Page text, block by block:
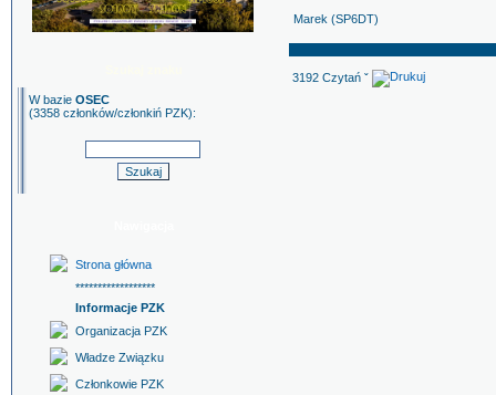
W bazie OSEC
(3358 członków/członkiń PZK):
Strona główna
******************
Informacje PZK
Organizacja PZK
Władze Związku
Członkowie PZK
Marek (SP6DT)
3192 Czytań ˇ